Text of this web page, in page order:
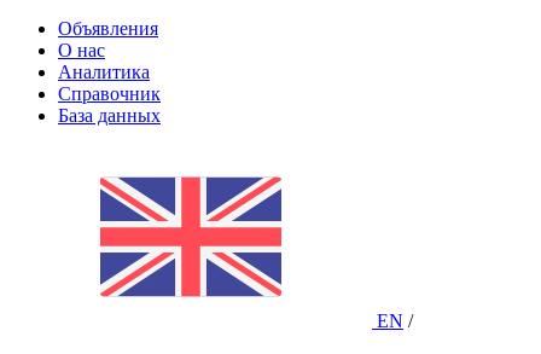
Объявления
О нас
Аналитика
Справочник
База данных
EN /